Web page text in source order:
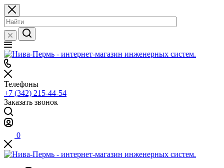
Телефоны
+7 (342) 215-44-54
Заказать звонок
0